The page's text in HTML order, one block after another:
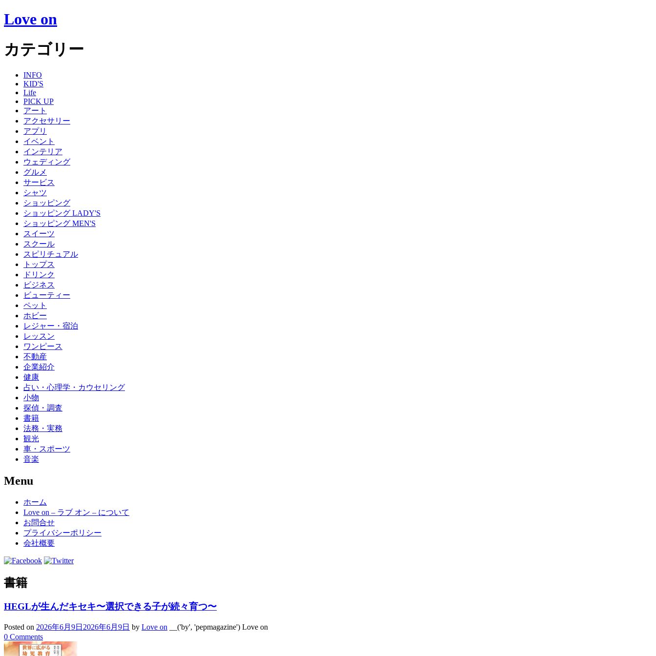
Love on
カテゴリー
INFO
KID'S
Life
PICK UP
アート
アクセサリー
アプリ
イベント
インテリア
ウェディング
グルメ
サービス
シャツ
ショッピング
ショッピング LADY'S
ショッピング MEN'S
スイーツ
スクール
スピリチュアル
トップス
ドリンク
ビジネス
ビューティー
ペット
ホビー
レジャー・宿泊
レッスン
ワンピース
不動産
企業紹介
健康
占い・心理学・カウセリング
小物
探偵・調査
書籍
法務・実務
観光
車・スポーツ
音楽
Menu
Skip
content
ホーム
Love on – ラブ オン – について
お問合せ
プライバシーポリシー
会社概要
書籍
HEGLが生んだキセキ〜選択できる子が続々育つ〜
Posted on 2026年6月9日 2026年6月9日 by Love on __('by', 'pepmagazine') Love on
0 Comments